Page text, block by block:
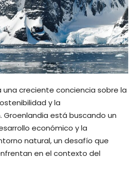
una creciente conciencia sobre la
y la
está buscando un
económico y la
natural, un desafío que
en el contexto del